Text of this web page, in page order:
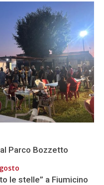
Parco Bozzetto
le stelle” a Fiumicino